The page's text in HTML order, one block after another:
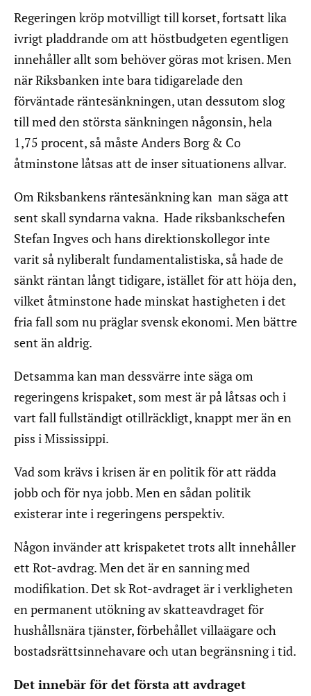
Regeringen kröp motvilligt till korset, fortsatt lika
ivrigt pladdrande om att höstbudgeten egentligen
innehåller allt som behöver göras mot krisen. Men
när Riksbanken inte bara tidigarelade den
förväntade räntesänkningen, utan dessutom slog
till med den största sänkningen någonsin, hela
1,75 procent, så måste Anders Borg & Co
åtminstone låtsas att de inser situationens allvar.
Om Riksbankens räntesänkning kan man säga att
sent skall syndarna vakna. Hade riksbankschefen
Stefan Ingves och hans direktionskollegor inte
varit så nyliberalt fundamentalistiska, så hade de
sänkt räntan långt tidigare, istället för att höja den,
vilket åtminstone hade minskat hastigheten i det
fria fall som nu präglar svensk ekonomi. Men bättre
sent än aldrig.
Detsamma kan man dessvärre inte säga om
regeringens krispaket, som mest är på låtsas och i
vart fall fullständigt otillräckligt, knappt mer än en
piss i Mississippi.
Vad som krävs i krisen är en politik för att rädda
jobb och för nya jobb. Men en sådan politik
existerar inte i regeringens perspektiv.
Någon invänder att krispaketet trots allt innehåller
ett Rot-avdrag. Men det är en sanning med
modifikation. Det sk Rot-avdraget är i verkligheten
en permanent utökning av skatteavdraget för
hushållsnära tjänster, förbehållet villaägare och
bostadsrättsinnehavare och utan begränsning i tid.
Det innebär för det första att avdraget